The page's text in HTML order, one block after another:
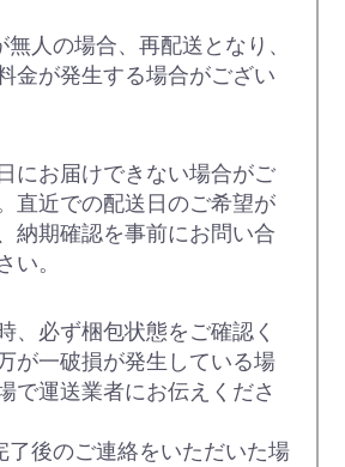
人の場合、再配送となり、
金が発生する場合がござい
にお届けできない場合がご
直近での配送日のご希望が
納期確認を事前にお問い合
い。
、必ず梱包状態をご確認く
が一破損が発生している場
で運送業者にお伝えくださ
了後のご連絡をいただいた場